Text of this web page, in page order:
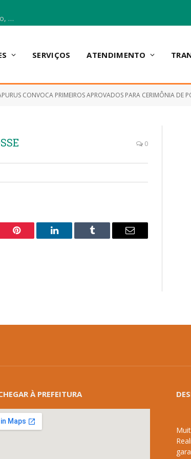
Escola Municipal Vicentina Vieira dos Santos, no Polo Bebedouro, recebeu materiais para a implantação do Cantinho da Leitura e da Sala Multidisciplinar.
SERVIÇOS ATENDIMENTO
CONVOCA PRIMEIROS APROVADOS PARA CERIMÔNIA DE
0
Pinterest LinkedIn Tumblr
E-
À PREFEITURA